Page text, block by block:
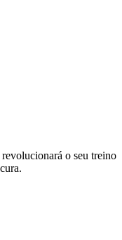
o seu treino